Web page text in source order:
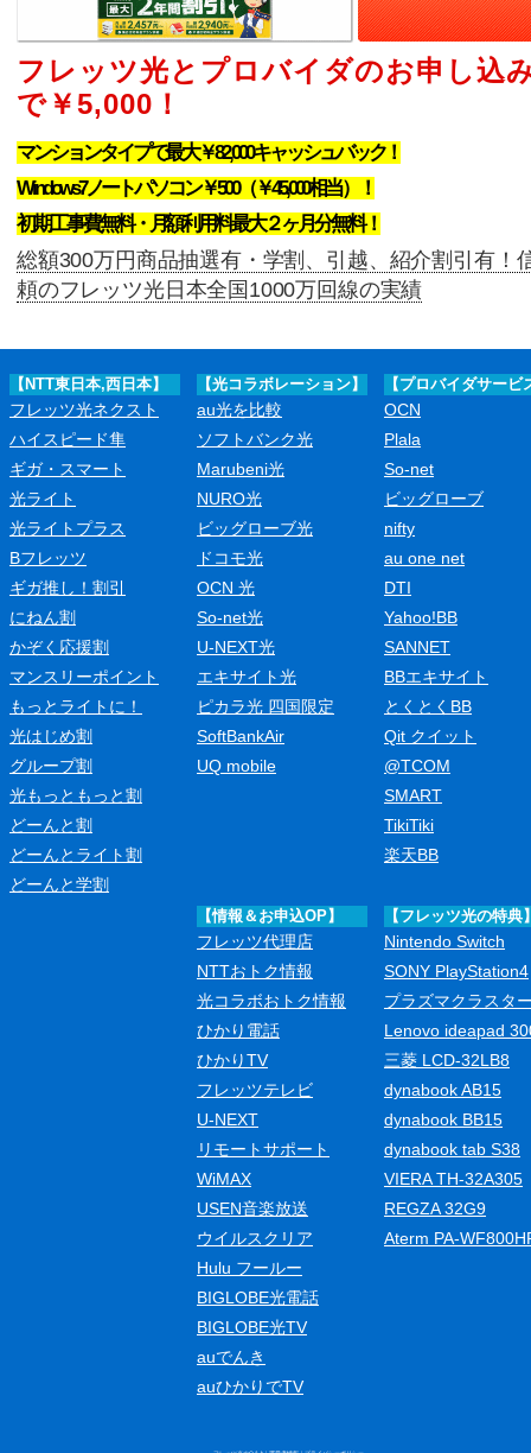
フレッツ光とプロバイダのお申し込
で￥5,000！
マンションタイプで最大￥82,000キャッシュバック！
Windows7ノートパソコン￥500（￥45,000相当）！
初期工事費無料・月額利用料最大２ヶ月分無料！
総額300万円商品抽選有・学割、引越、紹介割引有！
頼のフレッツ光日本全国1000万回線の実績
【NTT東日本,西日本】
フレッツ光ネクスト
ハイスピード隼
ギガ・スマート
光ライト
光ライトプラス
Bフレッツ
ギガ推し！割引
にねん割
かぞく応援割
マンスリーポイント
もっとライトに！
光はじめ割
グループ割
光もっともっと割
どーんと割
どーんとライト割
どーんと学割
【光コラボレーション】
au光を比較
ソフトバンク光
Marubeni光
NURO光
ビッグローブ光
ドコモ光
OCN 光
So-net光
U-NEXT光
エキサイト光
ピカラ光 四国限定
SoftBankAir
UQ mobile
【プロバイダサービ
OCN
Plala
So-net
ビッグローブ
nifty
au one net
DTI
Yahoo!BB
SANNET
BBエキサイト
とくとくBB
Qit クイット
@TCOM
SMART
TikiTiki
楽天BB
【情報＆お申込OP】
フレッツ代理店
NTTおトク情報
光コラボおトク情報
ひかり電話
ひかりTV
フレッツテレビ
U-NEXT
リモートサポート
WiMAX
USEN音楽放送
ウイルスクリア
Hulu フールー
BIGLOBE光電話
BIGLOBE光TV
auでんき
auひかりでTV
【フレッツ光の特典
Nintendo Switch
SONY PlayStation4
プラズマクラスタ
Lenovo ideapad
三菱 LCD-32LB8
dynabook AB15
dynabook BB15
dynabook tab S38
VIERA TH-32A305
REGZA 32G9
Aterm PA-